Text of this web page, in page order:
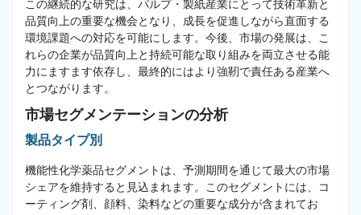
この継続的な研究は、パルプ・製紙産業にとって技術革新と
品質向上の重要な機会となり、成長を促進しながら直面する
環境課題への対応を可能にします。今後、市場の発展は、こ
れらの企業が品質向上と持続可能な取り組みを両立させる能
力にますます依存し、最終的にはより強靭で責任ある産業へ
とつながります。
市場セグメンテーションの分析
製品タイプ別
機能性化学薬品セグメントは、予測期間を通じて最大の市場
シェアを維持すると見込まれます。このセグメントには、コ
ーティング剤、顔料、染料などの重要な成分が含まれてお